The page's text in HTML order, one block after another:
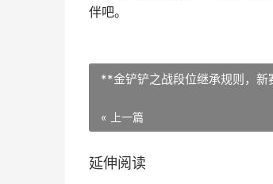
伴吧。
**金铲铲之战段位继承规则，
« 上一篇
延伸阅读